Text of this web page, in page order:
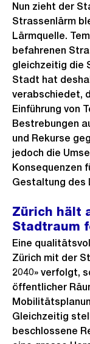
Nun zieht der
Strassenlärm
Lärmquelle.
befahrenen
gleichzeitig die
Stadt hat
verabschiedet,
Einführung von
Bestrebungen
und Rekurse
jedoch die
Konsequenzen
Gestaltung des
Zürich hält
Stadtraum
Eine
Zürich mit der
2040» verfolgt,
öffentlicher
Gleichzeitig
beschlossene